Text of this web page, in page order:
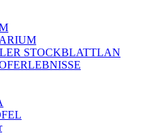
STOCKBLATTLAN